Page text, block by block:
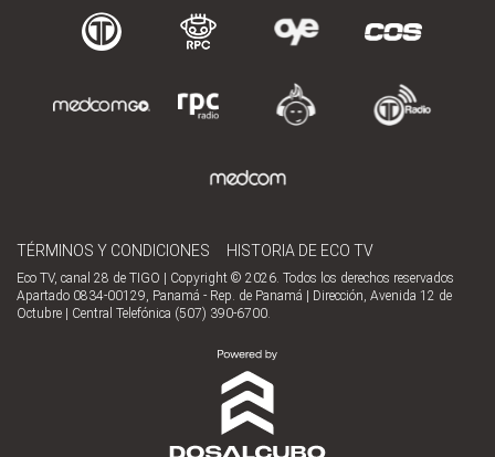
TÉRMINOS Y CONDICIONES HISTORIA DE ECO TV
Eco TV, canal 28 de TIGO | Copyright © 2026. Todos los derechos reservados
Apartado 0834-00129, Panamá - Rep. de Panamá | Dirección, Avenida 12 de
Octubre | Central Telefónica (507) 390-6700.